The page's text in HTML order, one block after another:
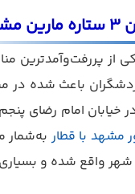
پر‌رفت‌وآمدترین
باعث شده در مشهد انواع
خیابان امام رضای
مشهد با قطار
شهر واقع شده و